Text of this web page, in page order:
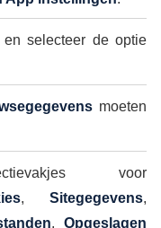
selecteer de optie
moeten
voor
, Sitegegevens,
, Opgeslagen